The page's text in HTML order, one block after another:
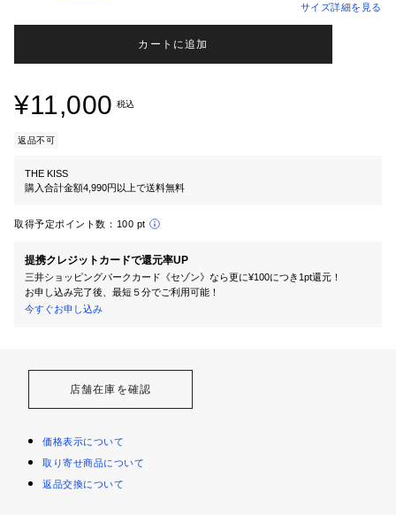
サイズ詳細を見る
カートに追加
¥11,000 税込
返品不可
THE KISS
購入合計金額4,990円以上で送料無料
取得予定ポイント数： 100 pt
提携クレジットカードで還元率UP
三井ショッピングパークカード《セゾン》なら更に¥100につき1pt還元！
お申し込み完了後、最短５分でご利用可能！
今すぐお申し込み
店舗在庫を確認
価格表示について
取り寄せ商品について
返品交換について